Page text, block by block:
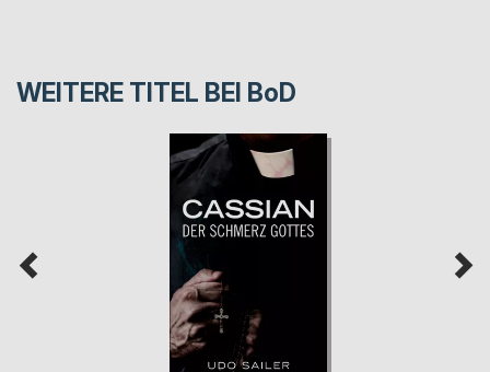
WEITERE TITEL BEI BoD